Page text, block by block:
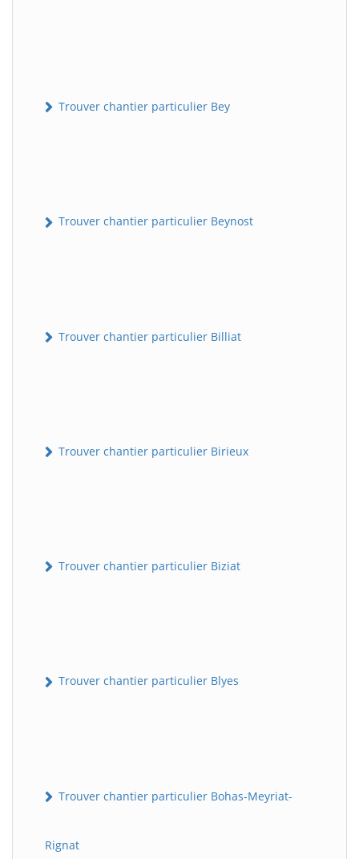
Trouver chantier particulier Bey
Trouver chantier particulier Beynost
Trouver chantier particulier Billiat
Trouver chantier particulier Birieux
Trouver chantier particulier Biziat
Trouver chantier particulier Blyes
Trouver chantier particulier Bohas-Meyriat-
Rignat